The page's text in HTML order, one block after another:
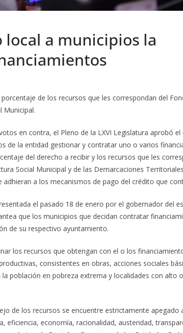
local a municipios la
de los recursos que les correspondan del
Municipal.
en contra, el Pleno de la LXVI Legislatura aprobó el
de la entidad gestionar y contratar uno o varios
del derecho a recibir y los recursos que les
Social Municipal y de las Demarcaciones
adhieran a los mecanismos de pago del crédito que
el pasado 18 de enero por el gobernador del
que los municipios que decidan contratar
de su respectivo ayuntamiento.
los recursos que obtengan con el o los
consistentes en obras, acciones sociales
población en pobreza extrema y localidades con alto
de los recursos se encuentre estrictamente apegado
eficiencia, economía, racionalidad, austeridad,